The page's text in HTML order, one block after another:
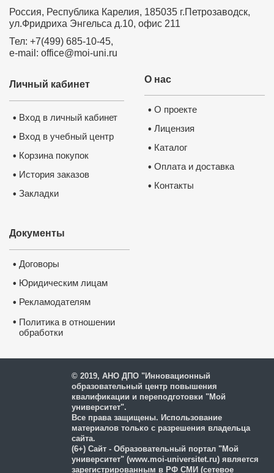
Россия, Республика Карелия, 185035 г.Петрозаводск,
ул.Фридриха Энгельса д.10, офис 211
Тел: +7(499) 685-10-45,
e-mail: office@moi-uni.ru
О нас
• О проекте
• Лицензия
• Каталог
• Оплата и доставка
• Контакты
Личный кабинет
• Вход в личный кабинет
• Вход в учебный центр
• Корзина покупок
• История заказов
• Закладки
Документы
• Договоры
• Юридическим лицам
• Рекламодателям
• Политика в отношении
обработки
© 2019, АНО ДПО "Инновационный
образовательный центр повышения
квалификации и переподготовки "Мой
университет".
Все права защищены. Использование
материалов только с разрешения владельца
сайта.
(6+) Сайт - Образовательный портал "Мой
университет" (www.moi-universitet.ru) является
зарегистрированным в РФ СМИ (сетевое